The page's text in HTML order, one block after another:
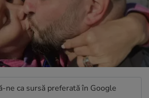
ne ca sursă preferată în Google